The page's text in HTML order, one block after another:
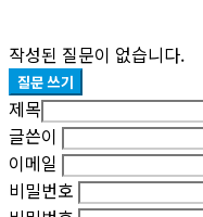
작성된 질문이 없습니다.
질문 쓰기
제목
글쓴이
이메일
비밀번호